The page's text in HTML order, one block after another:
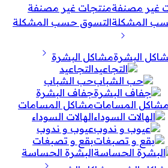
منتجات غير مصنفة
التسوق حسب المشكلة
مشاكل البشرة
التجاعيد
حب الشباب
جفاف البشرة
مشاكل المسامات
الهالات السوداء
عيوب و ندوب
بقع و تصبغات
البشرة الحساسة